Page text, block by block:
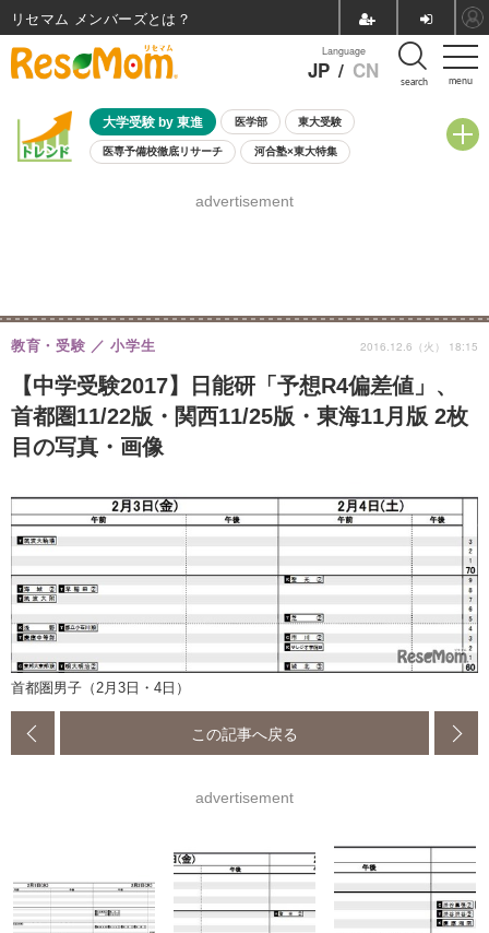
menu
Language
JP / CN search
大学受験 by 東進 医学部 東大受験
医専予備校徹底リサーチ 河合塾×東大特集
8月開催学校説明会・相談会
advertisement
【中学受験2017】日能研「予想R4偏差値」、
首都圏11/22版・関西11/25版・東海11月版 2枚
目の写真・画像
教育・受験 小学生 2016.12.6（火） 18:15
首都圏男子（2月3日・4日）
この記事へ戻る
advertisement
リセマム メンバーズ